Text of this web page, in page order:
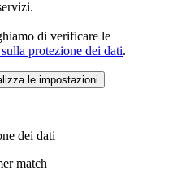
di verificare le
protezione dei dati.
le impostazioni
dei dati
match